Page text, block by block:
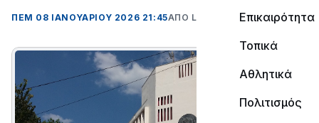
Επικαιρότητα
Τοπικά
Αθλητικά
Πολιτισμός
ΠΕΜ 08 ΙΑΝΟΥΑΡΊΟΥ 2026 21:45ΑΠΌ LEPANTO RTV